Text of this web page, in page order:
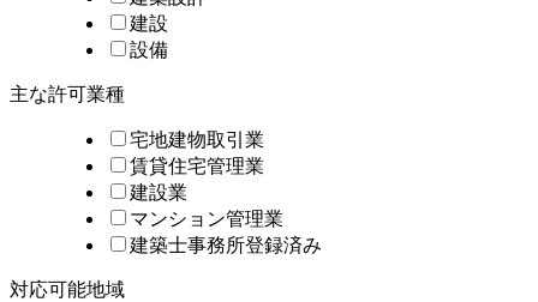
建設
設備
主な許可業種
宅地建物取引業
賃貸住宅管理業
建設業
マンション管理業
建築士事務所登録済み
対応可能地域